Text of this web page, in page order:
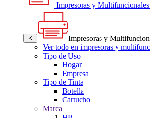
Impresoras y Multifuncionales
Impresoras y
Ver todo en impresoras y
Tipo de Uso
Hogar
Empresa
Tipo de Tinta
Botella
Cartucho
Marca